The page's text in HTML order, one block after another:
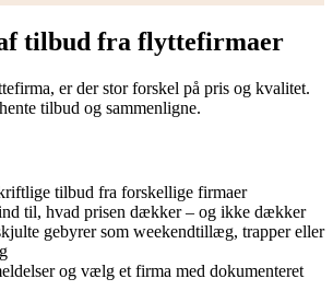
tilbud fra flyttefirmaer
er der stor forskel på pris og kvalitet.
tilbud og sammenligne.
tilbud fra forskellige firmaer
til, hvad prisen dækker – og ikke dækker
gebyrer som weekendtillæg, trapper eller
og vælg et firma med dokumenteret